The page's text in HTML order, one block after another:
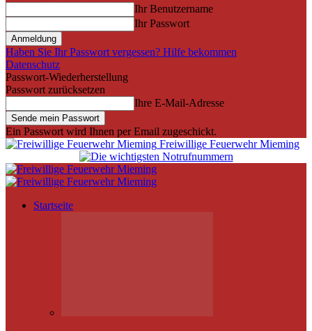
Ihr Benutzername
Ihr Passwort
Haben Sie Ihr Passwort vergessen? Hilfe bekommen
Datenschutz
Passwort-Wiederherstellung
Passwort zurücksetzen
Ihre E-Mail-Adresse
Ein Passwort wird Ihnen per Email zugeschickt.
Freiwillige Feuerwehr Mieming
Startseite